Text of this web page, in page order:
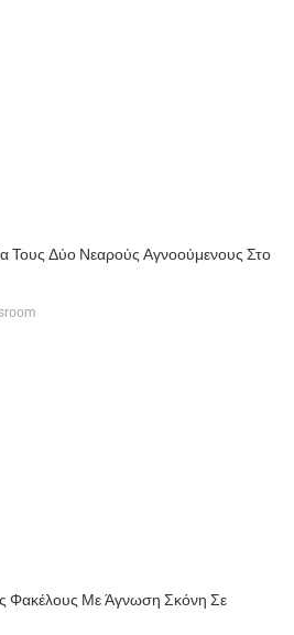
Τους Δύο Νεαρούς Αγνοούμενους Στο
Φακέλους Με Άγνωση Σκόνη Σε